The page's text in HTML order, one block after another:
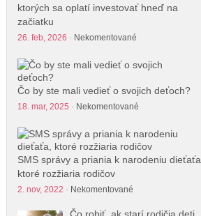
ktorých sa oplatí investovať hneď na
začiatku
26. feb, 2026 · Nekomentované
Čo by ste mali vedieť o svojich deťoch?
18. mar, 2025 · Nekomentované
SMS správy a priania k narodeniu dieťaťa,
ktoré rozžiaria rodičov
2. nov, 2022 · Nekomentované